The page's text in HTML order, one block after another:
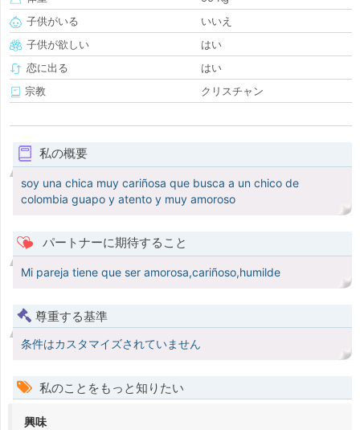
子供がいる
いいえ
子供が欲しい
はい
恋に出る
はい
宗教
クリスチャン
私の概要
soy una chica muy cariñosa que busca a un chico de
colombia guapo y atento y muy amoroso
パートナーに期待すること
Mi pareja tiene que ser amorosa,cariñoso,humilde
尊重する基準
条件はカスタマイズされていません
私のことをもっと知りたい
興味